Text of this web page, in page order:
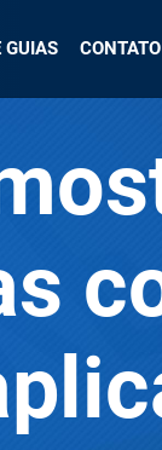
GUIAS CONTATO